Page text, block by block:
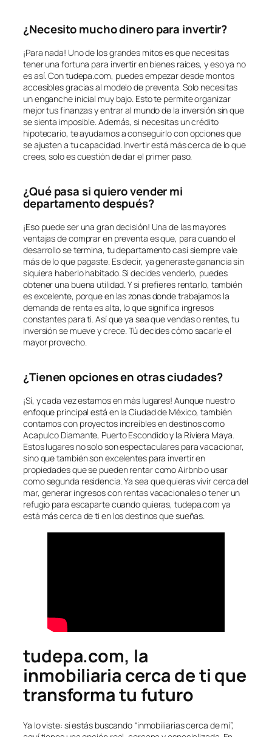
¿Necesito mucho dinero para invertir?
¡Para nada! Uno de los grandes mitos es que necesitas
tener una fortuna para invertir en bienes raíces, y eso ya no
es así. Con tudepa.com, puedes empezar desde montos
accesibles gracias al modelo de preventa. Solo necesitas
un enganche inicial muy bajo. Esto te permite organizar
mejor tus finanzas y entrar al mundo de la inversión sin que
se sienta imposible. Además, si necesitas un crédito
hipotecario, te ayudamos a conseguirlo con opciones que
se ajusten a tu capacidad. Invertir está más cerca de lo que
crees, solo es cuestión de dar el primer paso.
¿Qué pasa si quiero vender mi
departamento después?
¡Eso puede ser una gran decisión! Una de las mayores
ventajas de comprar en preventa es que, para cuando el
desarrollo se termina, tu departamento casi siempre vale
más de lo que pagaste. Es decir, ya generaste ganancia sin
siquiera haberlo habitado. Si decides venderlo, puedes
obtener una buena utilidad. Y si prefieres rentarlo, también
es excelente, porque en las zonas donde trabajamos la
demanda de renta es alta, lo que significa ingresos
constantes para ti. Así que ya sea que vendas o rentes, tu
inversión se mueve y crece. Tú decides cómo sacarle el
mayor provecho.
¿Tienen opciones en otras ciudades?
¡Sí, y cada vez estamos en más lugares! Aunque nuestro
enfoque principal está en la Ciudad de México, también
contamos con proyectos increíbles en destinos como
Acapulco Diamante, Puerto Escondido y la Riviera Maya.
Estos lugares no solo son espectaculares para vacacionar,
sino que también son excelentes para invertir en
propiedades que se pueden rentar como Airbnb o usar
como segunda residencia. Ya sea que quieras vivir cerca del
mar, generar ingresos con rentas vacacionales o tener un
refugio para escaparte cuando quieras, tudepa.com ya
está más cerca de ti en los destinos que sueñas.
tudepa.com, la
inmobiliaria cerca de ti que
transforma tu futuro
Ya lo viste: si estás buscando “inmobiliarias cerca de mí”,